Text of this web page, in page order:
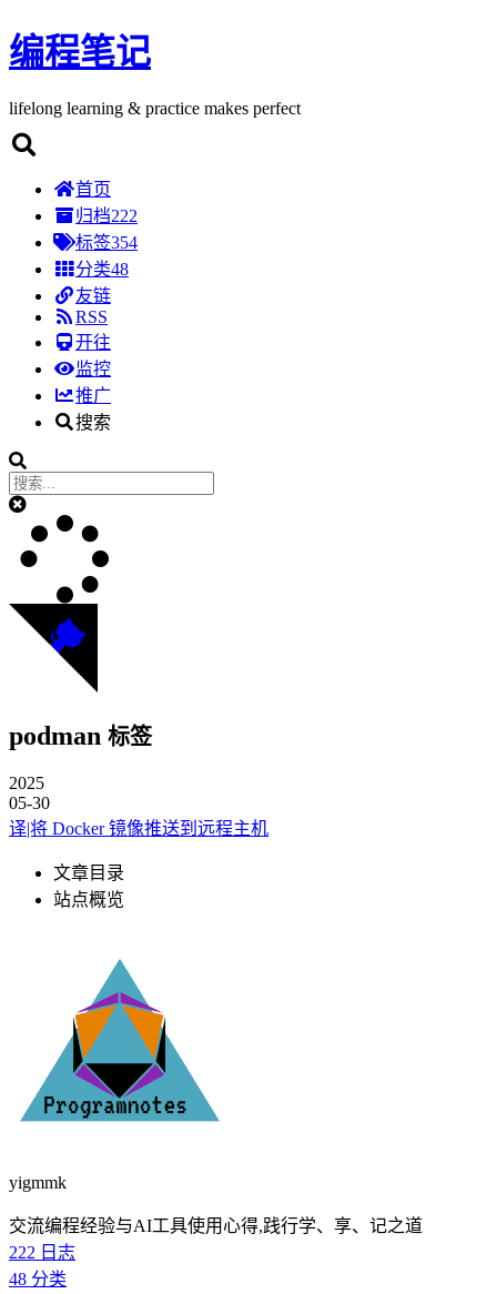
编程笔记
lifelong learning & practice makes perfect
首页
归档222
标签354
分类48
友链
RSS
开往
监控
推广
搜索
podman 标签
2025
05-30
译|将 Docker 镜像推送到远程主机
文章目录
站点概览
yigmmk
交流编程经验与AI工具使用心得,践行学、享、记之道
222 日志
48 分类